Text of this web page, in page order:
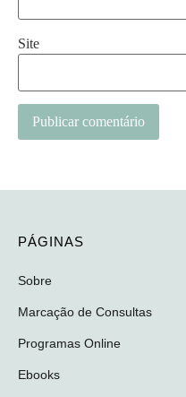
Site
PÁGINAS
Sobre
Marcação de Consultas
Programas Online
Ebooks